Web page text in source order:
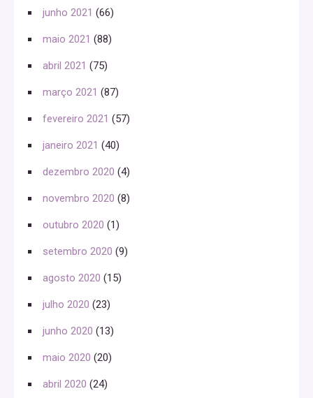
junho 2021 (66)
maio 2021 (88)
abril 2021 (75)
março 2021 (87)
fevereiro 2021 (57)
janeiro 2021 (40)
dezembro 2020 (4)
novembro 2020 (8)
outubro 2020 (1)
setembro 2020 (9)
agosto 2020 (15)
julho 2020 (23)
junho 2020 (13)
maio 2020 (20)
abril 2020 (24)